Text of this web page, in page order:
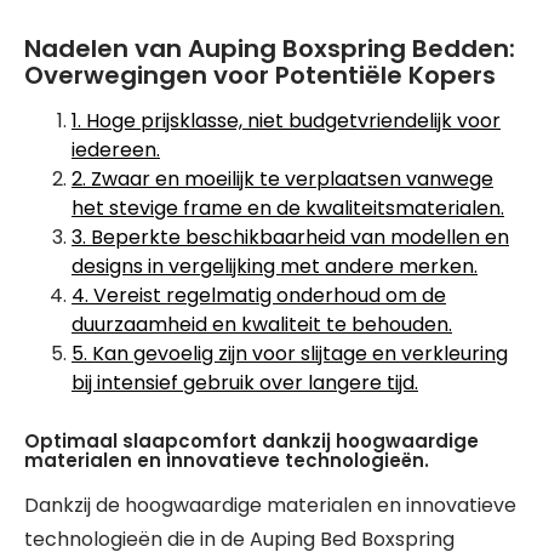
Nadelen van Auping Boxspring Bedden:
Overwegingen voor Potentiële Kopers
1. Hoge prijsklasse, niet budgetvriendelijk voor
iedereen.
2. Zwaar en moeilijk te verplaatsen vanwege
het stevige frame en de kwaliteitsmaterialen.
3. Beperkte beschikbaarheid van modellen en
designs in vergelijking met andere merken.
4. Vereist regelmatig onderhoud om de
duurzaamheid en kwaliteit te behouden.
5. Kan gevoelig zijn voor slijtage en verkleuring
bij intensief gebruik over langere tijd.
Optimaal slaapcomfort dankzij hoogwaardige
materialen en innovatieve technologieën.
Dankzij de hoogwaardige materialen en innovatieve
technologieën die in de Auping Bed Boxspring